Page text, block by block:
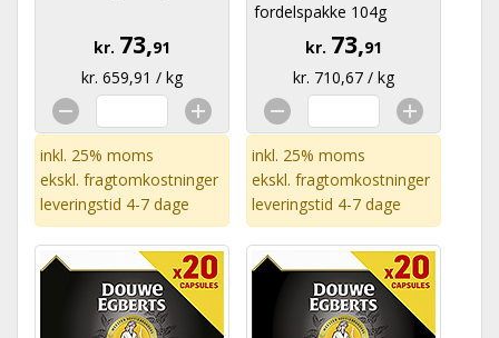
kr. 73,91
kr. 659,91 / kg
inkl. 25% moms
ekskl. fragtomkostninger
leveringstid 4-7 dage
fordelspakke 104g
kr. 73,91
kr. 710,67 / kg
inkl. 25% moms
ekskl. fragtomkostninger
leveringstid 4-7 dage